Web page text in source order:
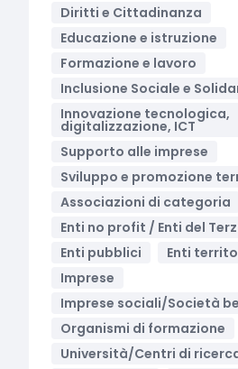
Diritti e Cittadinanza
Educazione e istruzione
Formazione e lavoro
Inclusione Sociale e
Innovazione tecnologica,
digitalizzazione, ICT
Supporto alle imprese
Sviluppo e promozione
Associazioni di categoria
Enti no profit / Enti del
Enti pubblici
Enti
Imprese
Imprese sociali/Società
Organismi di formazione
Università/Centri di